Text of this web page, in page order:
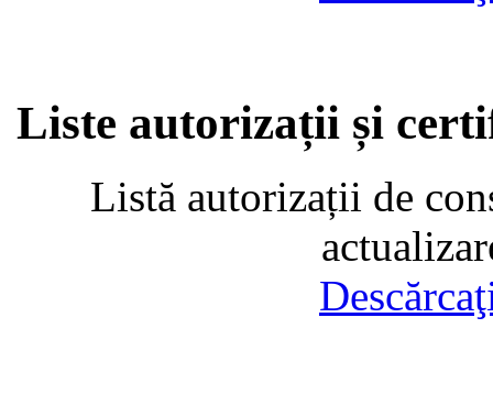
Liste autorizații și
Listă autorizații de